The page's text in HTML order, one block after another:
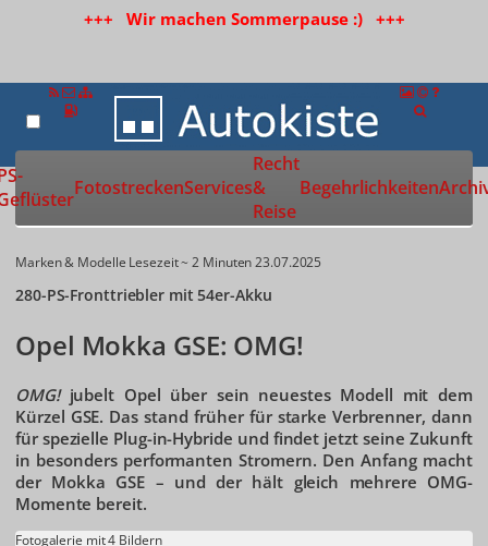
+++ Wir machen Sommerpause :) +++
Zur Startseite
FotostreckenServices
Recht
&
Reise
Begehrlichkeiten
Marken & Modelle Lesezeit ~ 2 Minuten23.07.2025
280-PS-Fronttriebler mit 54er-Akku
Opel Mokka GSE: OMG!
OMG!jubelt Opel über sein neuestes Modell mit dem
Kürzel GSE. Das stand früher für starke Verbrenner, dann
für spezielle Plug-in-Hybride und findet jetzt seine Zukunft
in besonders performanten Stromern. Den Anfang macht
der Mokka GSE – und der hält gleich mehrere OMG-
Momente bereit.
Fotogalerie mit 4 Bildern